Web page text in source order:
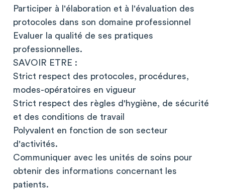
Participer à l'élaboration et à l'évaluation des
protocoles dans son domaine professionnel
Evaluer la qualité de ses pratiques
professionnelles.
SAVOIR ETRE :
Strict respect des protocoles, procédures,
modes-opératoires en vigueur
Strict respect des règles d'hygiène, de sécurité
et des conditions de travail
Polyvalent en fonction de son secteur
d'activités.
Communiquer avec les unités de soins pour
obtenir des informations concernant les
patients.